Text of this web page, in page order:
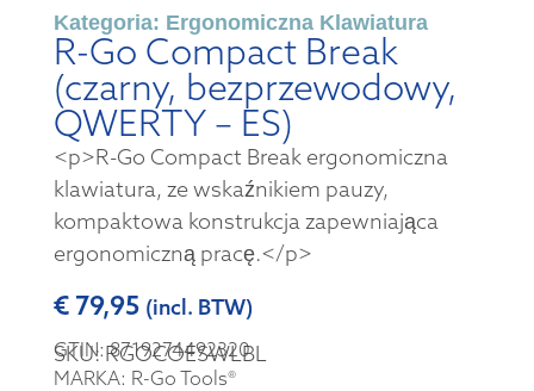
Kategoria: Ergonomiczna Klawiatura
R-Go Compact Break
(czarny, bezprzewodowy,
QWERTY – ES)
<p>R-Go Compact Break ergonomiczna
klawiatura, ze wskaźnikiem pauzy,
kompaktowa konstrukcja zapewniająca
ergonomiczną pracę.</p>
€79,95 (incl. BTW)
SKU: RGOCOESWLBL
GTIN: 8719274492320
MARKA: R-Go Tools®